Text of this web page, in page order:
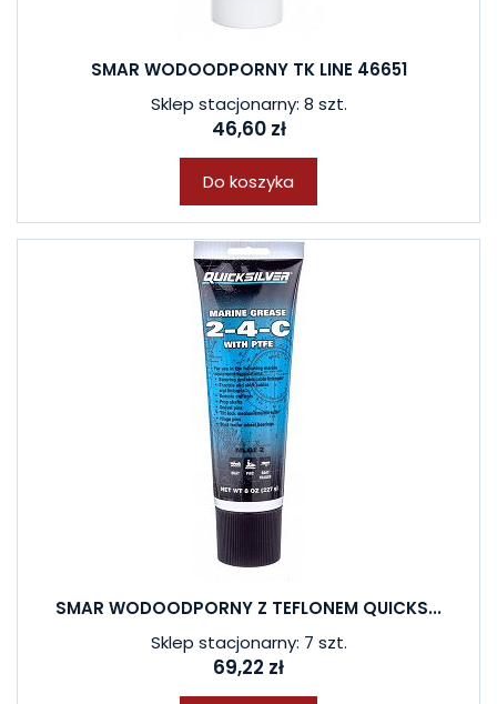
SMAR WODOODPORNY TK LINE 46651
Sklep stacjonarny: 8 szt.
46,60 zł
Do koszyka
SMAR WODOODPORNY Z TEFLONEM QUICKS...
Sklep stacjonarny: 7 szt.
69,22 zł